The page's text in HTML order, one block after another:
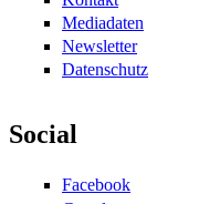
Mediadaten
Newsletter
Datenschutz
Social
Facebook